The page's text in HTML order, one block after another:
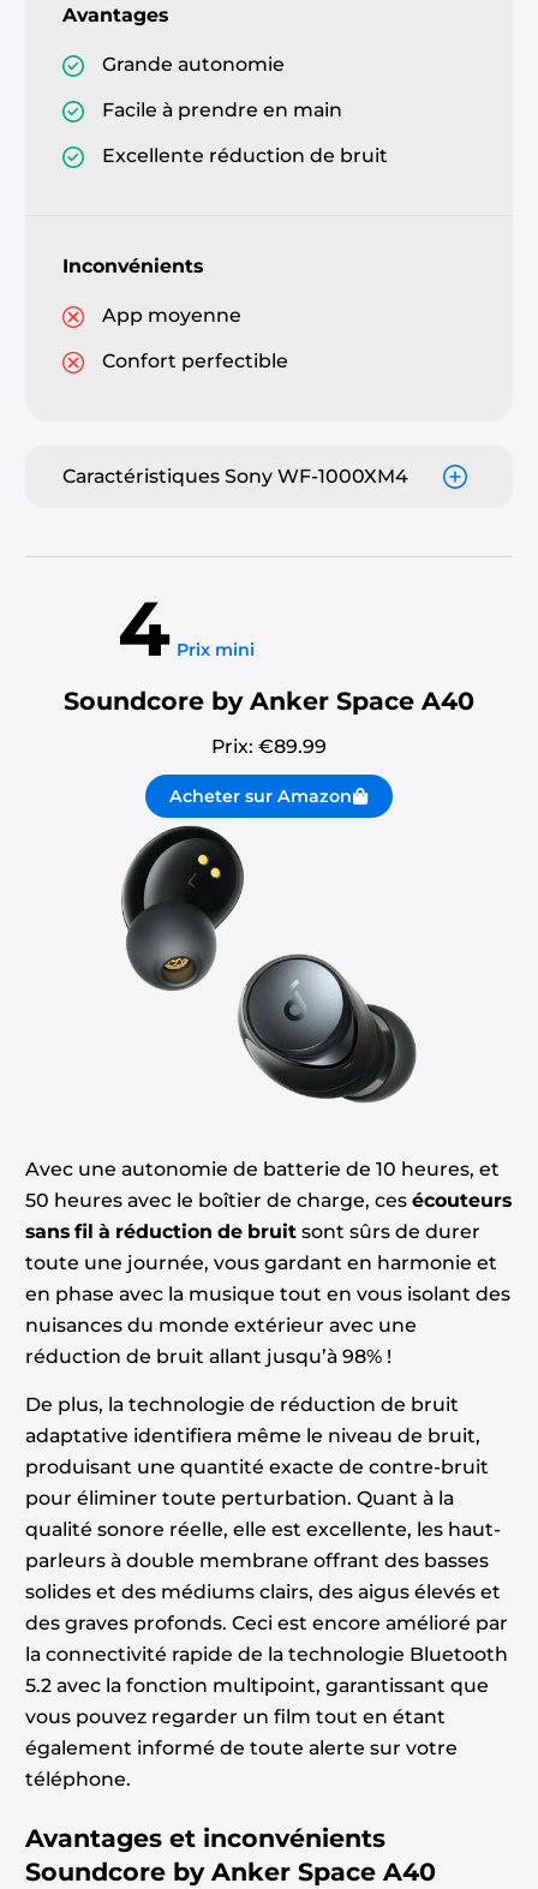
Avantages
Grande autonomie
Facile à prendre en main
Excellente réduction de bruit
Inconvénients
App moyenne
Confort perfectible
Caractéristiques Sony WF-1000XM4
4 Prix mini
Soundcore by Anker Space A40
Prix: €89.99
Acheter sur Amazon
Avec une autonomie de batterie de 10 heures, et
50 heures avec le boîtier de charge, ces écouteurs
sans fil à réduction de bruitsont sûrs de durer
toute une journée, vous gardant en harmonie et
en phase avec la musique tout en vous isolant des
nuisances du monde extérieur avec une
réduction de bruit allant jusqu’à 98% !
De plus, la technologie de réduction de bruit
adaptative identifiera même le niveau de bruit,
produisant une quantité exacte de contre-bruit
pour éliminer toute perturbation. Quant à la
qualité sonore réelle, elle est excellente, les haut-
parleurs à double membrane offrant des basses
solides et des médiums clairs, des aigus élevés et
des graves profonds. Ceci est encore amélioré par
la connectivité rapide de la technologie Bluetooth
5.2 avec la fonction multipoint, garantissant que
vous pouvez regarder un film tout en étant
également informé de toute alerte sur votre
téléphone.
Avantages et inconvénients
Soundcore by Anker Space A40